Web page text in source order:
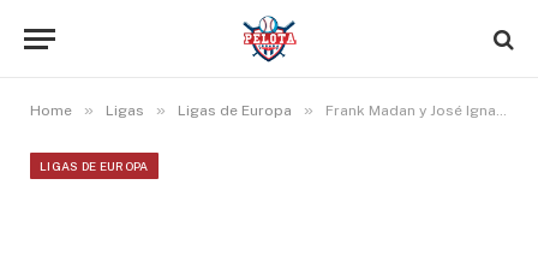
Home » Ligas » Ligas de Europa » Frank Madan y José Ignacio Bermúdez ganan, con joyas de pitcheo, en Serie A Oro de Italia
LIGAS DE EUROPA